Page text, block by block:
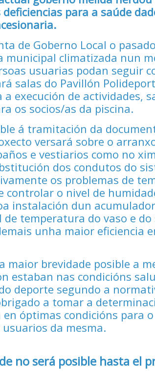
para a saúde
de Goberno Local o
municipal climatizada nun
usuarias podan seguir
salas do Pavillón
execución de actividades,
os socios/as da piscina.
á tramitación da
versará sobre o
e vestiarios como no
dos condutos do
os problemas de
o nivel de
instalación dun
temperatura do vaso e do
unha maior eficiencia
maior brevidade posible a
estaban nas condicións
deporte segundo a
a tomar a
óptimas condicións para
da mesma.
no será posible hasta el